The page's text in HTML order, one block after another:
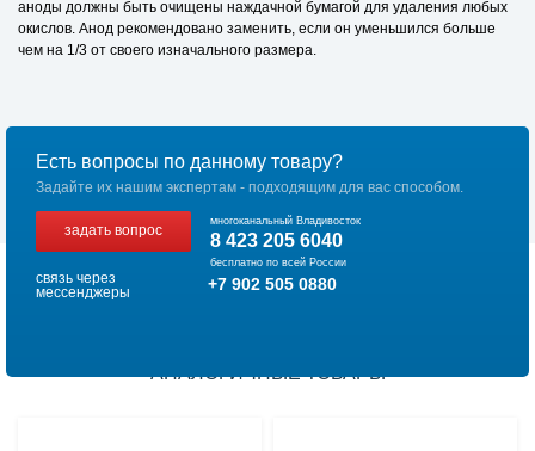
аноды должны быть очищены наждачной бумагой для удаления любых
окислов. Анод рекомендовано заменить, если он уменьшился больше
чем на 1/3 от своего изначального размера.
Есть вопросы по данному товару?
Задайте их нашим экспертам - подходящим для вас способом.
задать вопрос
многоканальный Владивосток
8 423 205 6040
бесплатно по всей России
связь через
мессенджеры
+7 902 505 0880
АНАЛОГИЧНЫЕ ТОВАРЫ